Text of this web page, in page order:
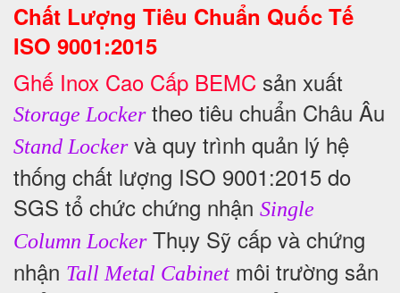
Chất Lượng Tiêu Chuẩn Quốc Tế
ISO 9001:2015
Ghế Inox Cao Cấp BEMC sản xuất
Storage Lockertheo tiêu chuẩn Châu Âu
Stand Lockervà quy trình quản lý hệ
thống chất lượng ISO 9001:2015 do
SGS tổ chức chứng nhận Single
Column LockerThụy Sỹ cấp và chứng
nhận Tall Metal Cabinet môi trường sản